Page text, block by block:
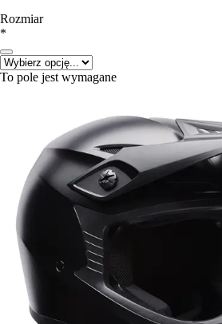
Rozmiar
*
To pole jest wymagane